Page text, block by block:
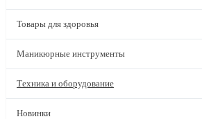
Товары для здоровья
Маникюрные инструменты
Техника и оборудование
Новинки